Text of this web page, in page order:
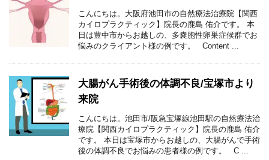
こんにちは。大阪府池田市の自然療法治療院【関西
カイロプラクティック】院長の鹿島 佑介です。 本
日は豊中市からお越しの、多嚢胞性卵巣症候群でお
悩みのクライアント様の例です。 Content ...
大腸がん手術後の体調不良/宝塚市より
来院
こんにちは。池田市/阪急宝塚線池田駅の自然療法治
療院【関西カイロプラクティック】院長の鹿島 佑介
です。 本日は宝塚市からお越しの、大腸がんで手術
後の体調不良でお悩みの患者様の例です。 C ...